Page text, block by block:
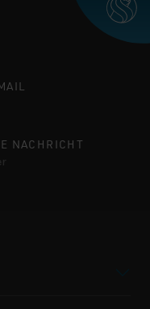
NACHRICHT